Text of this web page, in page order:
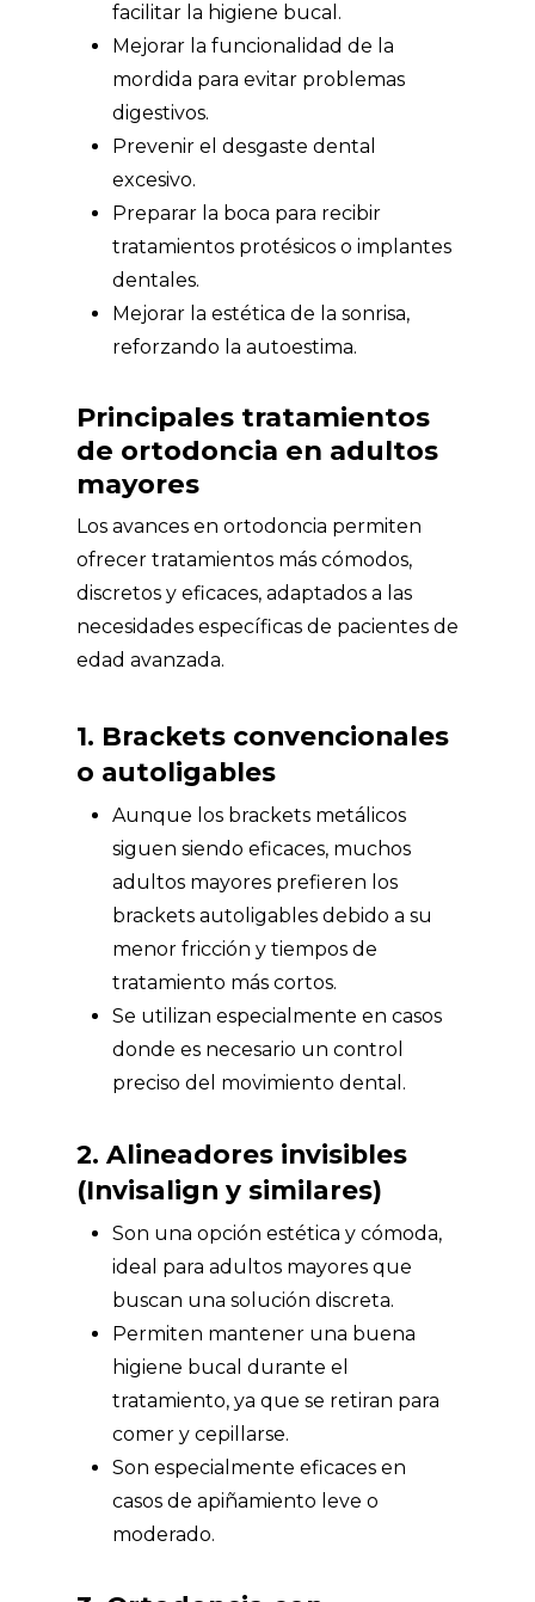
facilitar la higiene bucal.
Mejorar la funcionalidad de la
mordida para evitar problemas
digestivos.
Prevenir el desgaste dental
excesivo.
Preparar la boca para recibir
tratamientos protésicos o implantes
dentales.
Mejorar la estética de la sonrisa,
reforzando la autoestima.
Principales tratamientos
de ortodoncia en adultos
mayores
Los avances en ortodoncia permiten
ofrecer tratamientos más cómodos,
discretos y eficaces, adaptados a las
necesidades específicas de pacientes de
edad avanzada.
1. Brackets convencionales
o autoligables
Aunque los brackets metálicos
siguen siendo eficaces, muchos
adultos mayores prefieren los
brackets autoligables debido a su
menor fricción y tiempos de
tratamiento más cortos.
Se utilizan especialmente en casos
donde es necesario un control
preciso del movimiento dental.
2. Alineadores invisibles
(Invisalign y similares)
Son una opción estética y cómoda,
ideal para adultos mayores que
buscan una solución discreta.
Permiten mantener una buena
higiene bucal durante el
tratamiento, ya que se retiran para
comer y cepillarse.
Son especialmente eficaces en
casos de apiñamiento leve o
moderado.